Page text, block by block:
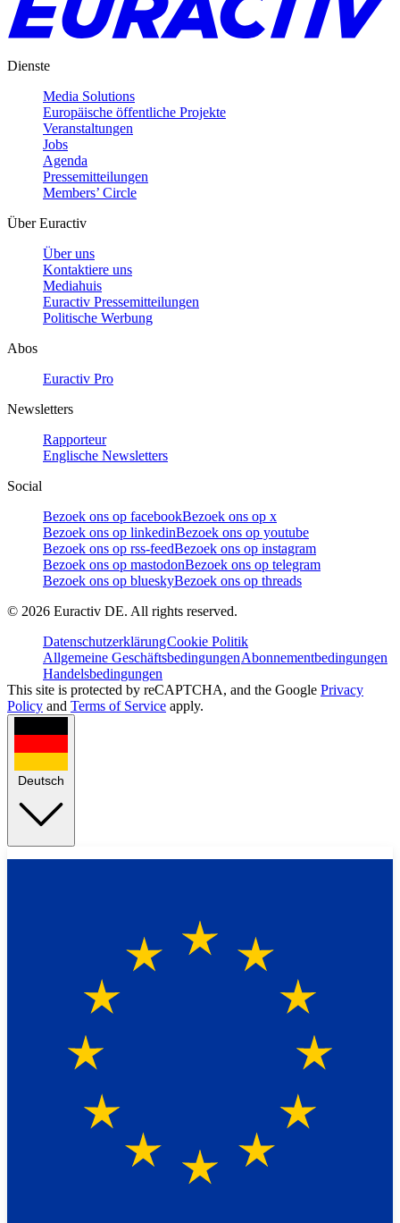
Dienste
Media Solutions
Europäische öffentliche Projekte
Veranstaltungen
Jobs
Agenda
Pressemitteilungen
Members’ Circle
Über Euractiv
Über uns
Kontaktiere uns
Mediahuis
Euractiv Pressemitteilungen
Politische Werbung
Abos
Euractiv Pro
Newsletters
Rapporteur
Englische Newsletters
Social
Bezoek ons op facebookBezoek ons op x
Bezoek ons op linkedinBezoek ons op youtube
Bezoek ons op rss-feedBezoek ons op instagram
Bezoek ons op mastodonBezoek ons op telegram
Bezoek ons op blueskyBezoek ons op threads
© 2026 Euractiv DE. All rights reserved.
DatenschutzerklärungCookie Politik
Allgemeine GeschäftsbedingungenAbonnementbedingungen
Handelsbedingungen
This site is protected by reCAPTCHA, and the Google Privacy
Policy and Terms of Service apply.
Deutsch